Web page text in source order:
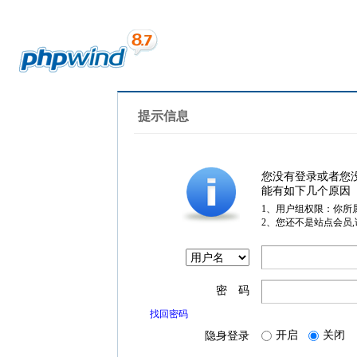
提示信息
您没有登录或者您
能有如下几个原因
1、用户组权限：你所
2、您还不是站点会员
密 码
找回密码
隐身登录 开启 关闭